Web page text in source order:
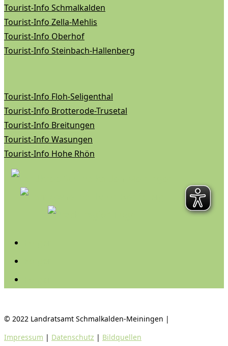
Tourist-Info Schmalkalden
Tourist-Info Zella-Mehlis
Tourist-Info Oberhof
Tourist-Info Steinbach-Hallenberg
Tourist-Info Floh-Seligenthal
Tourist-Info Brotterode-Trusetal
Tourist-Info Breitungen
Tourist-Info Wasungen
Tourist-Info Hohe Rhön
© 2022 Landratsamt Schmalkalden-Meiningen |
Impressum | Datenschutz | Bildquellen